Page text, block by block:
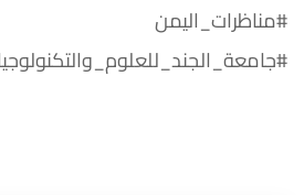
#مناظرات_اليمن